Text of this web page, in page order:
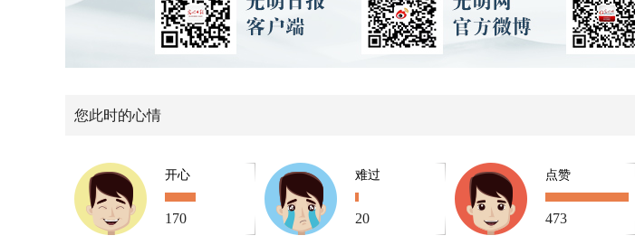
您此时的心情
开心
170
难过
20
点赞
473